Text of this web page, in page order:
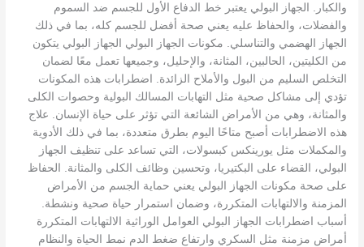
والكبار. الجهاز البولي يعتبر خط الدفاع الأول للجسم ضد السموم
والفضلات، والحفاظ عليه يعني صحة أفضل للجسم كله، بما في ذلك
الجهاز الهضمي والتناسلي. مكونات الجهاز البولي الجهاز البولي يتكون
من الكليتين، الحالبين، المثانة، والإحليل، وجميعها تعمل معًا لضمان
التخلص السليم من البول والأملاح الزائدة. اضطرابات هذه المكونات
تؤدي إلى مشاكل صحية مثل التهابات المسالك البولية وحصوات الكلى
والمثانة، وهي من الأمراض الشائعة التي تؤثر على حياة الإنسان. علاج
هذه الاضطرابات أصبح متاحًا اليوم بطرق متعددة، بما في ذلك الأدوية
والمكملات مثل يورينكس كبسولات، التي تساعد على تنظيف الجهاز
البولي، القضاء على البكتيريا، وتحسين وظائف الكلى والمثانة. الحفاظ
على صحة مكونات الجهاز البولي يعني حماية الجسم من الأمراض
المزمنة والالتهابات المتكررة، وضمان استمرار حياة صحية ونشطة.
أسباب اضطرابات الجهاز البولي العوامل الوراثية الالتهابات المتكررة
أمراض مزمنة مثل السكري وارتفاع ضغط الدم نمط الحياة والنظام